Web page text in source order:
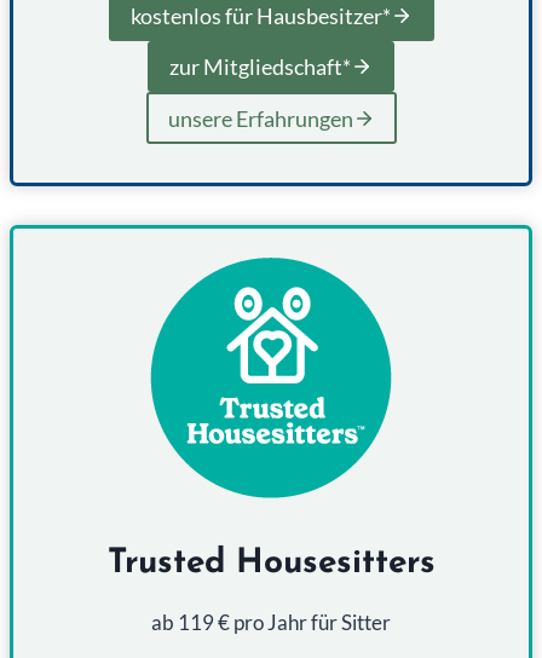
kostenlos für Hausbesitzer*
zur Mitgliedschaft*
unsere Erfahrungen
Trusted Housesitters
ab 119 € pro Jahr für Sitter